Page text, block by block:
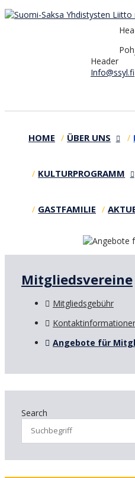
Header
Info@ssyl.fi
HOME ÜBER UNS
KULTURPROGRAMM
GASTFAMILIE
Mitgliedsvereine
Mitgliedsgebühr
Angebote für
Search